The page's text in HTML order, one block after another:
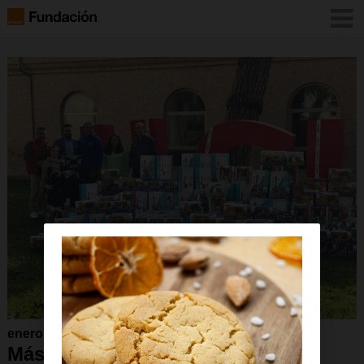
enero 2025
Más de 1.000 juguetes se han